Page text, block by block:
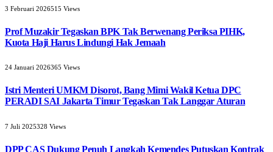
3 Februari 2026515 Views
Prof Muzakir Tegaskan BPK Tak Berwenang Periksa PIHK,
Kuota Haji Harus Lindungi Hak Jemaah
24 Januari 2026365 Views
Istri Menteri UMKM Disorot, Bang Mimi Wakil Ketua DPC
PERADI SAI Jakarta Timur Tegaskan Tak Langgar Aturan
7 Juli 2025328 Views
DPP CAS Dukung Penuh Langkah Kemendes Putuskan Kontrak